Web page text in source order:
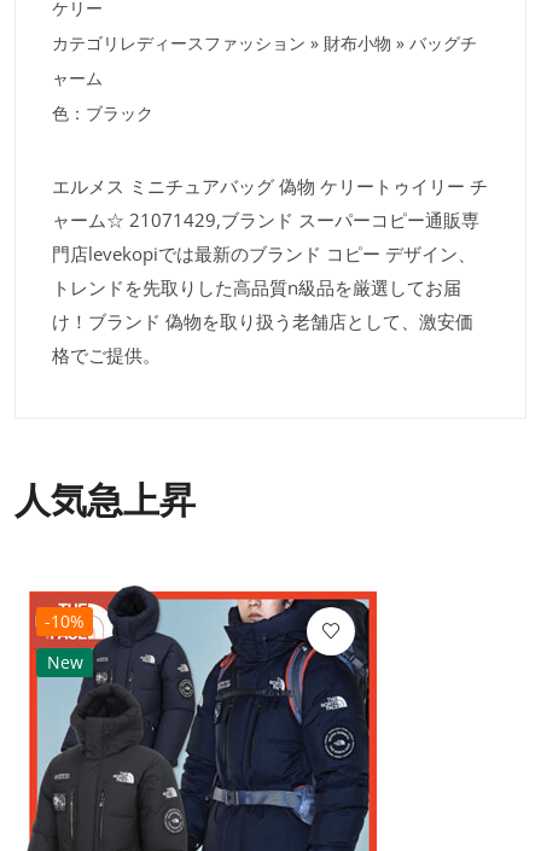
ケリー
カテゴリレディースファッション » 財布小物 » バッグチ
ャーム
色：ブラック
エルメス ミニチュアバッグ 偽物 ケリートゥイリー チ
ャーム☆ 21071429,ブランド スーパーコピー通販専
門店levekopiでは最新のブランド コピー デザイン、
トレンドを先取りした高品質n級品を厳選してお届
け！ブランド 偽物を取り扱う老舗店として、激安価
格でご提供。
人気急上昇
-10%
New